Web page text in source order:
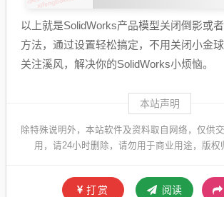
以上就是SolidWorks产品模型关闭倒影或
方法，通过设置轻松搞定，不用关闭小金球
关注溪风，解决你的SolidWorks小烦恼。
本站声明
除特殊说明外，本站软件及资料取自网络，仅供
用，请24小时删除，请勿用于商业用途，版权
打赏 阅读